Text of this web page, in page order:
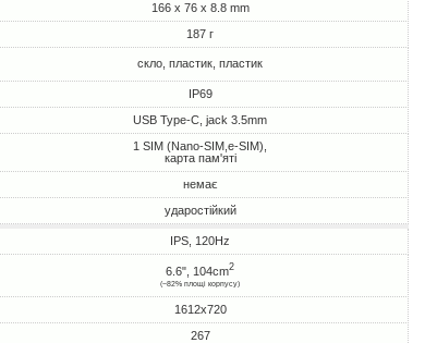
166 x 76 x 8.8 mm
187 г
скло, пластик, пластик
IP69
USB Type-C, jack 3.5mm
1 SIM (Nano-SIM,e-SIM),
карта пам'яті
немає
ударостійкий
IPS, 120Hz
6.6", 104cm2
(~82% площі корпусу)
1612x720
267